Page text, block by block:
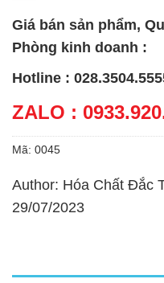
Giá bán sản phẩm,
Phòng kinh doanh :
Hotline :
ZALO :
Mã: 0045
Author: Hóa Chất Đắc
29/07/2023